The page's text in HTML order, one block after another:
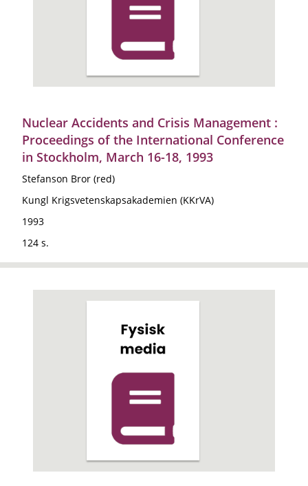
Nuclear Accidents and Crisis Management :
Proceedings of the International Conference
in Stockholm, March 16-18, 1993
Stefanson Bror (red)
Kungl Krigsvetenskapsakademien (KKrVA)
1993
124 s.